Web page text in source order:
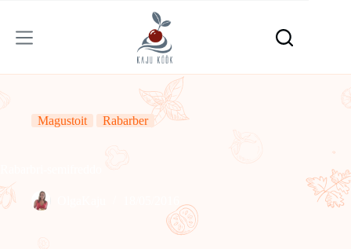
content
Magustoit Rabarber